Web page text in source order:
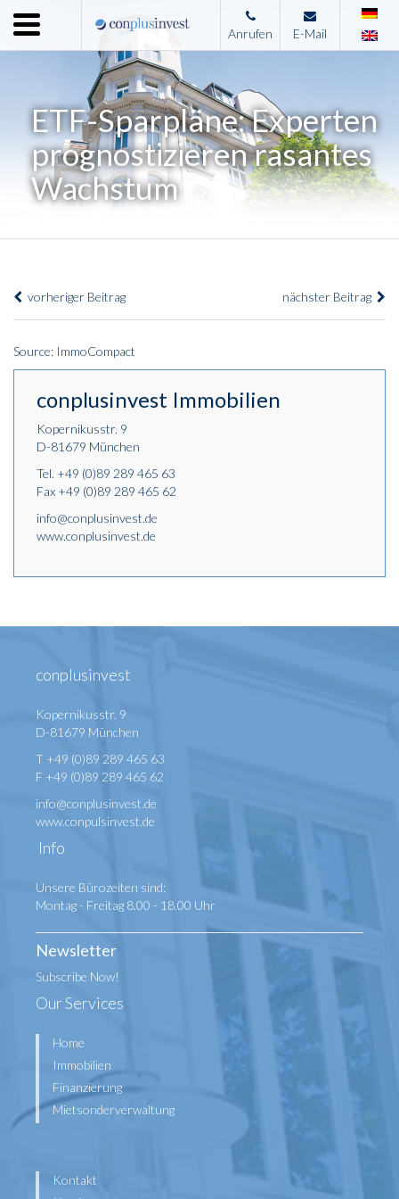
Menu
Home
Unternehmen
Leistungen
Immobilienangebote
News
Impressum
Anrufen E-Mail
ETF-Sparpläne: Experten
prognostizieren rasantes
Wachstum
vorheriger Beitrag nächster Beitrag
Source: ImmoCompact
conplusinvest Immobilien
Kopernikusstr. 9
D-81679 München
Tel. +49 (0)89 289 465 63
Fax +49 (0)89 289 465 62
info@conplusinvest.de
www.conplusinvest.de
conplusinvest
Kopernikusstr. 9
D-81679 München
T +49 (0)89 289 465 63
F +49 (0)89 289 465 62
info@conplusinvest.de
www.conpulsinvest.de
Info
Unsere Bürozeiten sind:
Montag - Freitag 8.00 - 18.00 Uhr
Newsletter
Subscribe Now!
Our Services
Home
Immobilien
Finanzierung
Mietsonderverwaltung
Kontakt